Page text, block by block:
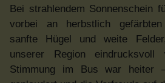
Bei strahlendem Sonnenschein
vorbei an herbstlich
sanfte Hügel und weite
unserer Region eindrucksvoll
Stimmung im Bus war heiter